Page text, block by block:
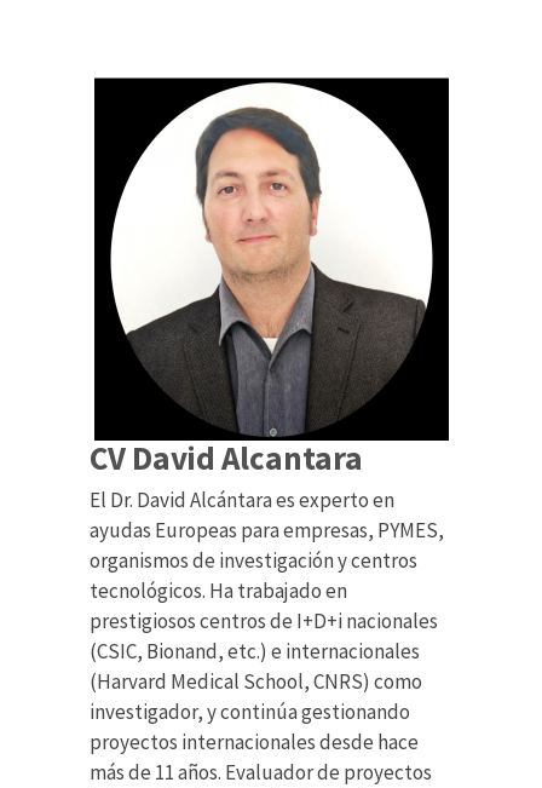
CV David Alcantara
El Dr. David Alcántara es experto en
ayudas Europeas para empresas, PYMES,
organismos de investigación y centros
tecnológicos. Ha trabajado en
prestigiosos centros de I+D+i nacionales
(CSIC, Bionand, etc.) e internacionales
(Harvard Medical School, CNRS) como
investigador, y continúa gestionando
proyectos internacionales desde hace
más de 11 años. Evaluador de proyectos